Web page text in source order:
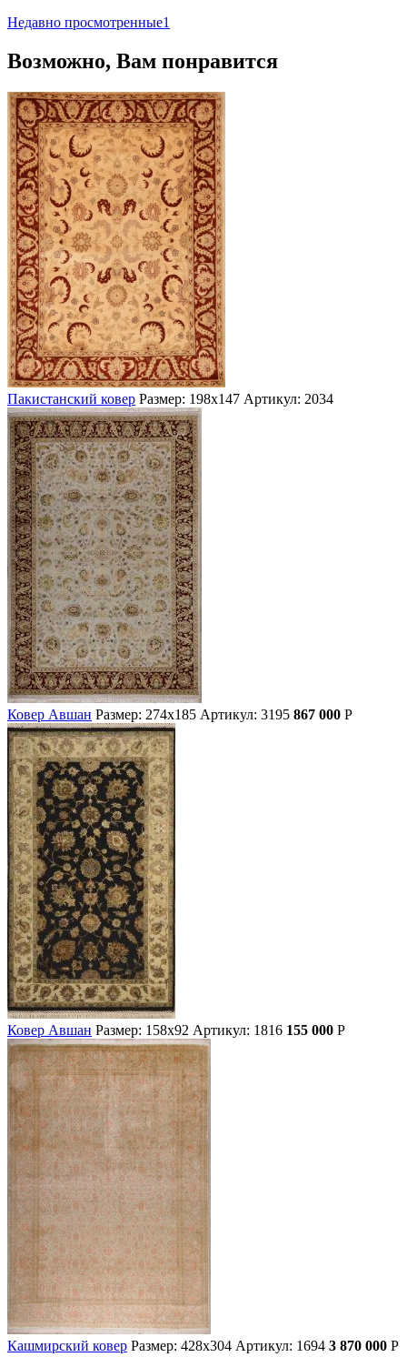
Недавно просмотренные1
Возможно, Вам понравится
Пакистанский ковер Размер: 198х147 Артикул: 2034
Ковер Авшан Размер: 274х185 Артикул: 3195 867 000 Р
Ковер Авшан Размер: 158х92 Артикул: 1816 155 000 Р
Кашмирский ковер Размер: 428х304 Артикул: 1694 3 870 000 Р